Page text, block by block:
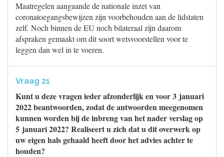
Maatregelen aangaande de nationale inzet van
coronatoegangsbewijzen zijn voorbehouden aan de lidstaten
zelf. Noch binnen de EU noch bilateraal zijn daarom
afspraken gemaakt om dit soort wetsvoorstellen voor te
leggen dan wel in te voeren.
Vraag 21
Kunt u deze vragen ieder afzonderlijk en voor 3 januari
2022 beantwoorden, zodat de antwoorden meegenomen
kunnen worden bij de inbreng van het nader verslag op
5 januari 2022? Realiseert u zich dat u dit overwerk op
uw eigen hals gehaald heeft door het advies achter te
houden?